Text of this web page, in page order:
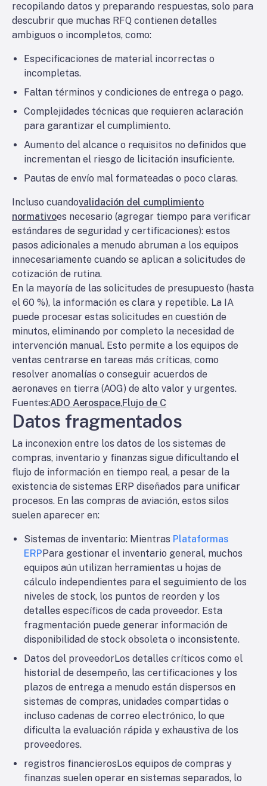
recopilando datos y preparando respuestas, solo para
descubrir que muchas RFQ contienen detalles
ambiguos o incompletos, como:
Especificaciones de material incorrectas o
incompletas.
Faltan términos y condiciones de entrega o pago.
Complejidades técnicas que requieren aclaración
para garantizar el cumplimiento.
Aumento del alcance o requisitos no definidos que
incrementan el riesgo de licitación insuficiente.
Pautas de envío mal formateadas o poco claras.
Incluso cuandovalidación del cumplimiento
normativoes necesario (agregar tiempo para verificar
estándares de seguridad y certificaciones): estos
pasos adicionales a menudo abruman a los equipos
innecesariamente cuando se aplican a solicitudes de
cotización de rutina.
En la mayoría de las solicitudes de presupuesto (hasta
el 60 %), la información es clara y repetible. La IA
puede procesar estas solicitudes en cuestión de
minutos, eliminando por completo la necesidad de
intervención manual. Esto permite a los equipos de
ventas centrarse en tareas más críticas, como
resolver anomalías o conseguir acuerdos de
aeronaves en tierra (AOG) de alto valor y urgentes.
Fuentes:ADO Aerospace,Flujo de C
Datos fragmentados
La inconexion entre los datos de los sistemas de
compras, inventario y finanzas sigue dificultando el
flujo de información en tiempo real, a pesar de la
existencia de sistemas ERP diseñados para unificar
procesos. En las compras de aviación, estos silos
suelen aparecer en:
Sistemas de inventario: Mientras Plataformas
ERPPara gestionar el inventario general, muchos
equipos aún utilizan herramientas u hojas de
cálculo independientes para el seguimiento de los
niveles de stock, los puntos de reorden y los
detalles específicos de cada proveedor. Esta
fragmentación puede generar información de
disponibilidad de stock obsoleta o inconsistente.
Datos del proveedorLos detalles críticos como el
historial de desempeño, las certificaciones y los
plazos de entrega a menudo están dispersos en
sistemas de compras, unidades compartidas o
incluso cadenas de correo electrónico, lo que
dificulta la evaluación rápida y exhaustiva de los
proveedores.
registros financierosLos equipos de compras y
finanzas suelen operar en sistemas separados, lo